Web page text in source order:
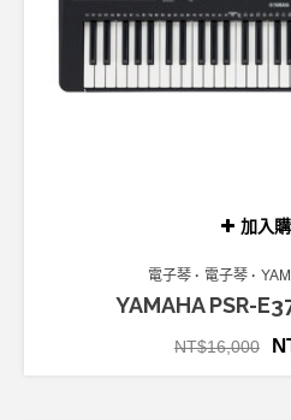
加入
電子琴 電子琴
YAMAHA PSR-
NT$16,000